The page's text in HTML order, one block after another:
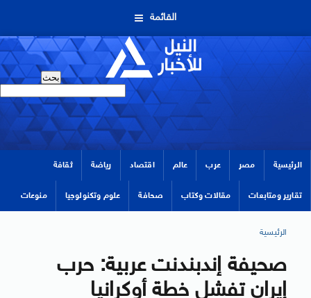
القائمة
الرئيسية مصر عرب عالم اقتصاد رياضة ثقافة
تقارير ومتابعات مقالات وكتاب صحافة علوم وتكنولوجيا منوعات
الرئيسية
صحيفة إندبندنت عربية: حرب
إيران تفشل خطة أوكرانيا